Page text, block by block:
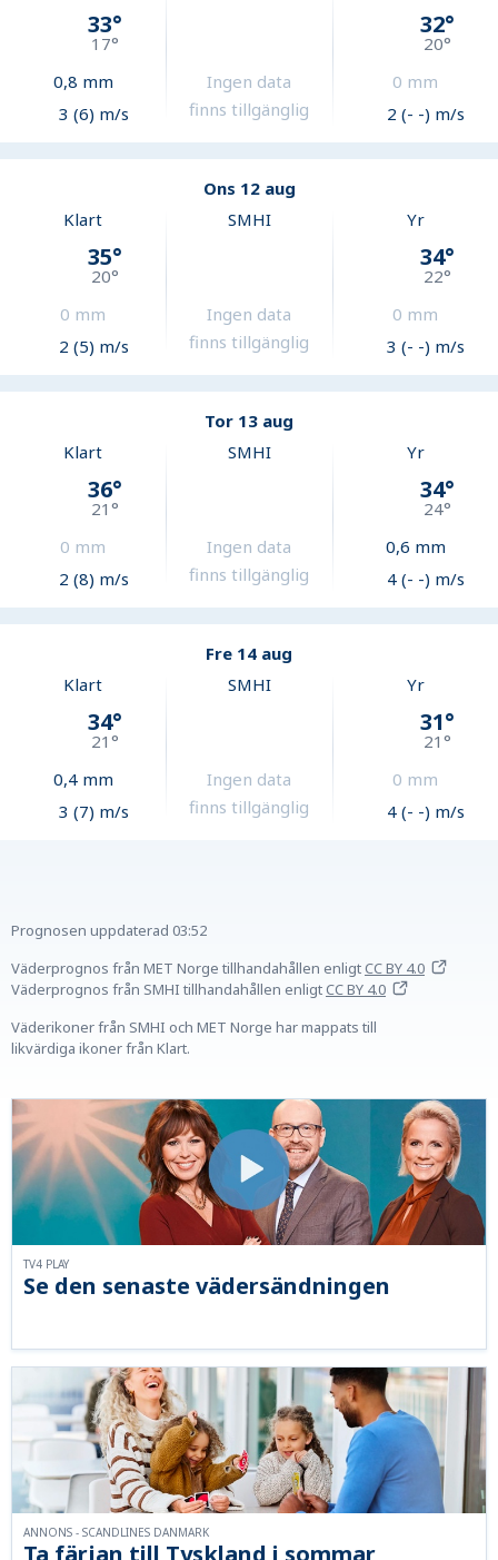
33°
17°
0,8 mm
3 (6) m/s
Ingen data
finns tillgänglig
32°
20°
0 mm
2 (- -) m/s
Ons 12 aug
Klart
35°
20°
0 mm
2 (5) m/s
SMHI
Ingen data
finns tillgänglig
Yr
34°
22°
0 mm
3 (- -) m/s
Tor 13 aug
Klart
36°
21°
0 mm
2 (8) m/s
SMHI
Ingen data
finns tillgänglig
Yr
34°
24°
0,6 mm
4 (- -) m/s
Fre 14 aug
Klart
34°
21°
0,4mm
3 (7) m/s
SMHI
Ingen data
finns tillgänglig
Yr
31°
21°
0 mm
4 (- -) m/s
Prognosen uppdaterad 03:52
Väderprognos från MET Norge tillhandahållen enligtCC BY 4.0
Väderprognos från SMHI tillhandahållen enligtCC BY 4.0
Väderikoner från SMHI och MET Norge har mappats till
likvärdiga ikoner från Klart.
Se den senaste vädersändningen
TV4 PLAY
ANNONS - SCANDLINES DANMARK